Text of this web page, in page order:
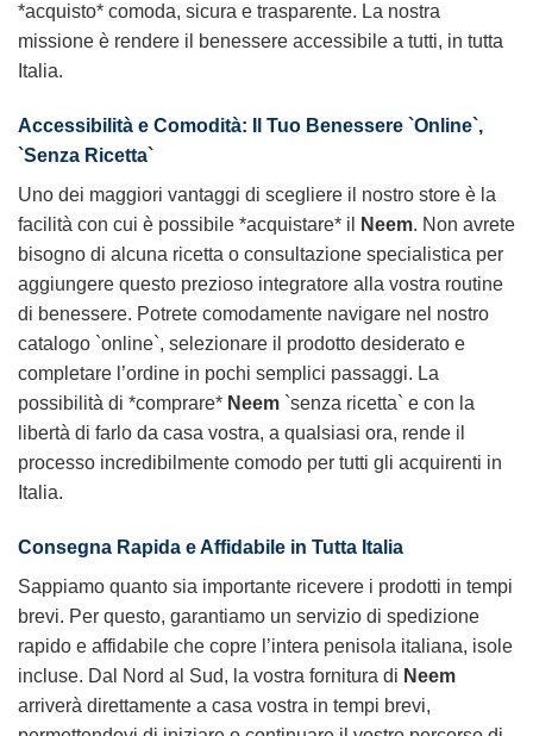
*acquisto* comoda, sicura e trasparente. La nostra
missione è rendere il benessere accessibile a tutti, in tutta
Italia.
Accessibilità e Comodità: Il Tuo Benessere `Online`,
`Senza Ricetta`
Uno dei maggiori vantaggi di scegliere il nostro store è la
facilità con cui è possibile *acquistare* il
Neem. Non avrete
bisogno di alcuna ricetta o consultazione specialistica per
aggiungere questo prezioso integratore alla vostra routine
di benessere. Potrete comodamente navigare nel nostro
catalogo `online`, selezionare il prodotto desiderato e
completare l’ordine in pochi semplici passaggi. La
possibilità di *comprare* Neem `senza ricetta` e con la
libertà di farlo da casa vostra, a qualsiasi ora, rende il
processo incredibilmente comodo per tutti gli acquirenti in
Italia.
Consegna Rapida e Affidabile in Tutta Italia
Sappiamo quanto sia importante ricevere i prodotti in tempi
brevi. Per questo, garantiamo un servizio di spedizione
rapido e affidabile che copre l’intera penisola italiana, isole
incluse. Dal Nord al Sud, la vostra fornitura di Neem
arriverà direttamente a casa vostra in tempi brevi,